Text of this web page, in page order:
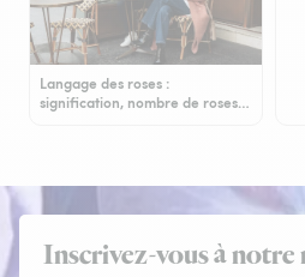
Langage des roses :
signification, nombre de roses…
Inscrivez-vous à